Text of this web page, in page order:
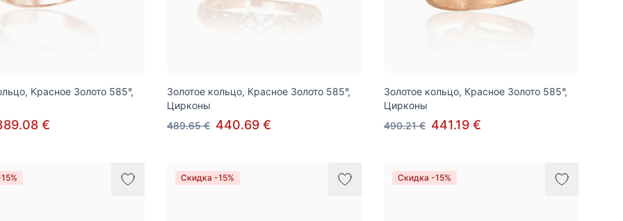
Красное Золото 585°,
€
Золотое кольцо, Красное Золото 585°,
Цирконы
489.65 € 440.69 €
Золотое кольцо, Красное Золото 585°,
Цирконы
490.21 € 441.19 €
Скидка -15% Скидка -15%